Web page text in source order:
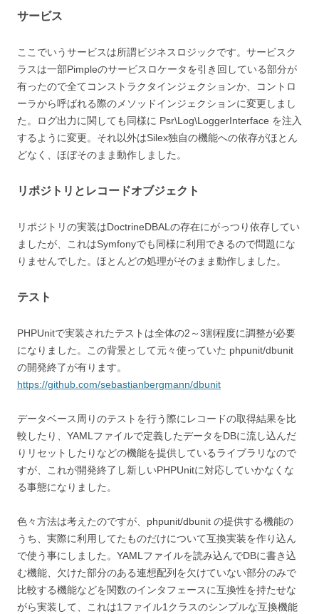
サービス
ここでいうサービスは所謂ビジネスロジックです。サービスク
ラスは一部Pimpleのサービスロケータを引き回している部分が
有ったので全てコンストラクタインジェクションか、コントロ
ーラから呼ばれる際のメソッドインジェクションに変更しまし
た。ログ出力に関しても同様に Psr\Log\LoggerInterface を注入
するように変更。それ以外はSilex独自の機能への依存がほとん
どなく、ほぼそのまま動作しました。
リポジトリとレコードオブジェクト
リポジトリの実装はDoctrineDBALの存在にがっつり依存してい
ましたが、これはSymfonyでも同様に利用できるので問題にな
りませんでした。ほとんどの処理がそのまま動作しました。
テスト
PHPUnitで実装されたテストは全体の2～3割程度に調整が必要
になりました。この背景として元々使っていた phpunit/dbunit
の開発終了が有ります。
https://github.com/sebastianbergmann/dbunit
データベース周りのテストを行う際にレコードの取得結果を比
較したり、YAMLファイルで定義したデータをDBに流し込んだ
りリセットしたりなどの機能を提供しているライブラリなので
すが、これが開発終了し新しいPHPUnitに対応していかなくな
る事態になりました。
色々方法は考えたのですが、phpunit/dbunit の提供する機能の
うち、実際に利用してたものだけについて互換実装を作り込ん
で使う事にしました。YAMLファイルを読み込んでDBに書き込
む機能、欠けた部分のある連想配列を欠けていない部分のみで
比較する機能などを関数のインタフェースに互換性を持たせな
がら実装して、これは1ファイル1クラスのシンプルな互換機能